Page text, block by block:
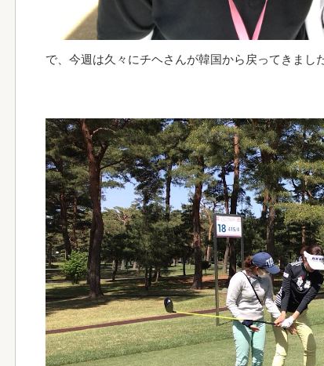
で、今週は久々にチヘさんが韓国から戻ってきまし